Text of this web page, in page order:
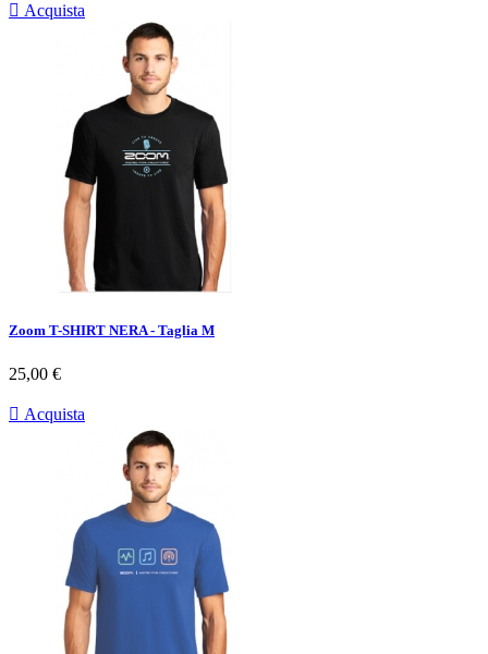
 Acquista
Zoom T-SHIRT NERA - Taglia M
Prezzo
25,00 €
 Acquista